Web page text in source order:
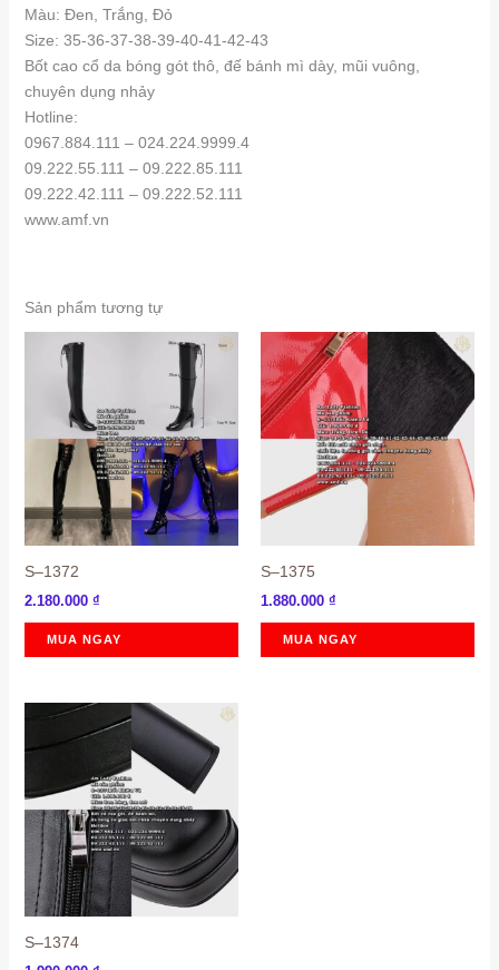
Màu: Đen, Trắng, Đỏ
Size: 35-36-37-38-39-40-41-42-43
Bốt cao cổ da bóng gót thô, đế bánh mì dày, mũi vuông,
chuyên dụng nhảy
Hotline:
0967.884.111 – 024.224.9999.4
09.222.55.111 – 09.222.85.111
09.222.42.111 – 09.222.52.111
www.amf.vn
Sản phẩm tương tự
S–1372
2.180.000 ₫
MUA NGAY
S–1375
1.880.000 ₫
MUA NGAY
S–1374